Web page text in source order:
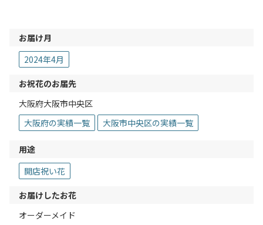
お届け月
2024年4月
お祝花のお届先
大阪府大阪市中央区
大阪府の実績一覧
大阪市中央区の実績一覧
用途
開店祝い花
お届けしたお花
オーダーメイド